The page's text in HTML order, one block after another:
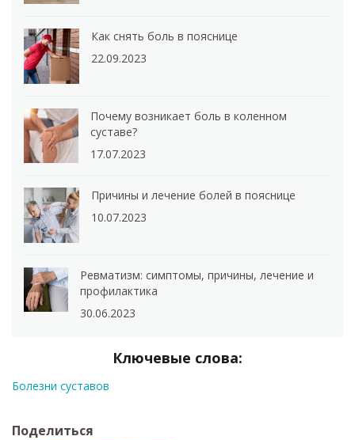
Как снять боль в пояснице
22.09.2023
Почему возникает боль в коленном
суставе?
17.07.2023
Причины и лечение болей в пояснице
10.07.2023
Ревматизм: симптомы, причины, лечение и
профилактика
30.06.2023
Ключевые слова:
Болезни суставов
Поделиться